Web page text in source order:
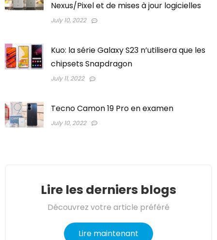
Nexus/Pixel et de mises à jour logicielles
July 10, 2022
Kuo: la série Galaxy S23 n’utilisera que les
chipsets Snapdragon
July 11, 2022
Tecno Camon 19 Pro en examen
July 10, 2022
Lire les derniers blogs
Découvrez votre article préféré
Lire maintenant